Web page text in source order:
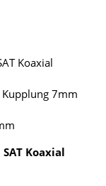
Koaxial
7mm
Koaxial